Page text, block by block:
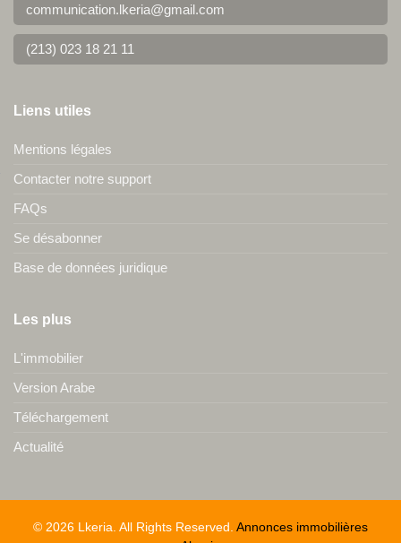
communication.lkeria@gmail.com
(213) 023 18 21 11
Liens utiles
Mentions légales
Contacter notre support
FAQs
Se désabonner
Base de données juridique
Les plus
L'immobilier
Version Arabe
Téléchargement
Actualité
© 2026 Lkeria. All Rights Reserved. Annonces immobilières